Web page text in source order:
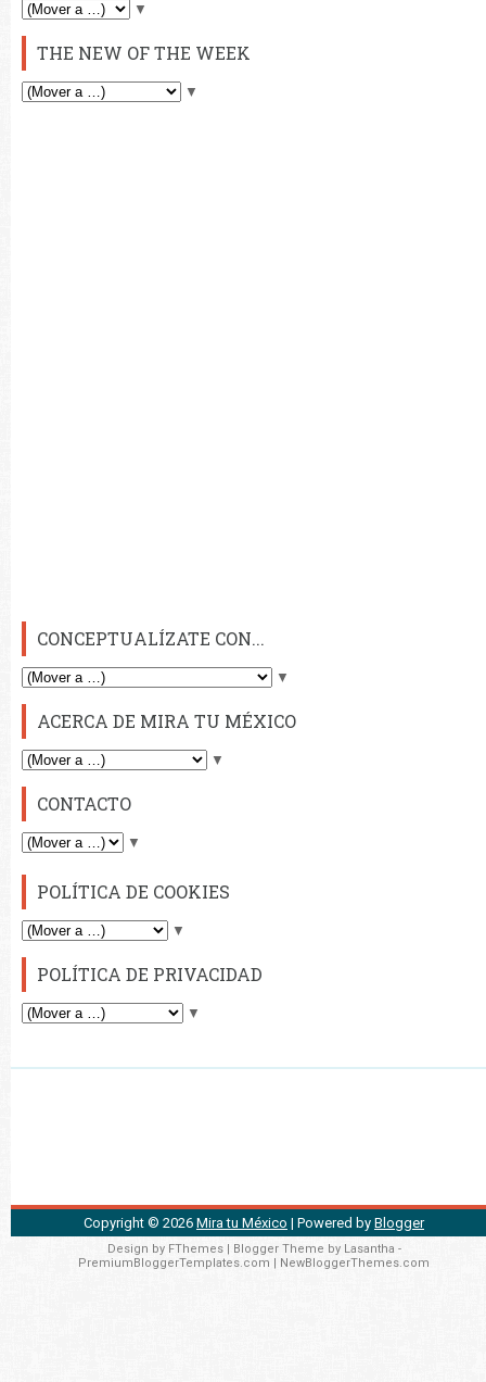
▼
THE NEW OF THE WEEK
▼
CONCEPTUALÍZATE CON...
▼
ACERCA DE MIRA TU MÉXICO
▼
CONTACTO
▼
POLÍTICA DE COOKIES
▼
POLÍTICA DE PRIVACIDAD
▼
Copyright © 2026 Mira tu México | Powered by Blogger
Design by FThemes| Blogger Theme by Lasantha -
PremiumBloggerTemplates.com
NewBloggerThemes.com